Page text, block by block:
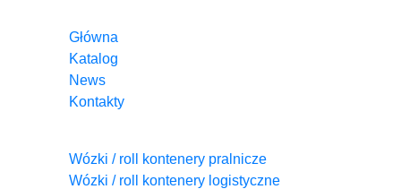
Główna
Katalog
News
Kontakty
Wózki / roll kontenery pralnicze
Wózki / roll kontenery logistyczne